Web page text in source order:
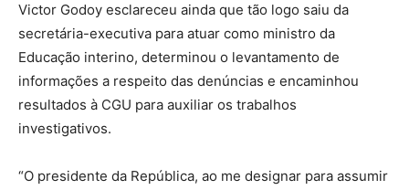
Victor Godoy esclareceu ainda que tão logo saiu da
secretária-executiva para atuar como ministro da
Educação interino, determinou o levantamento de
informações a respeito das denúncias e encaminhou
resultados à CGU para auxiliar os trabalhos
investigativos.
“O presidente da República, ao me designar para assumir